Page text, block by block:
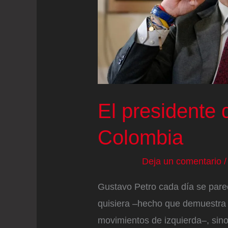
El presidente
Colombia
Deja un comentario
Gustavo Petro cada día se
quisiera –hecho que
movimientos de izquierda–,